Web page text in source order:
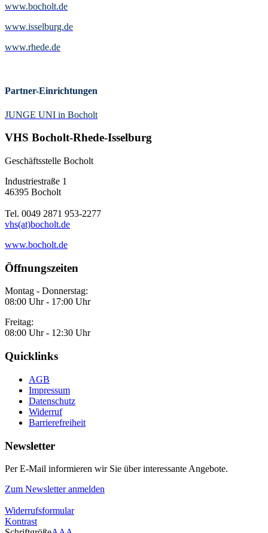
www.bocholt.de
www.isselburg.de
www.rhede.de
Partner-Einrichtungen
JUNGE UNI in Bocholt
VHS Bocholt-Rhede-Isselburg
Geschäftsstelle Bocholt
Industriestraße 1
46395 Bocholt
Tel. 0049 2871 953-2277
vhs(at)bocholt.de
www.bocholt.de
Öffnungszeiten
Montag - Donnerstag:
08:00 Uhr - 17:00 Uhr
Freitag:
08:00 Uhr - 12:30 Uhr
Quicklinks
AGB
Impressum
Datenschutz
Widerruf
Barrierefreiheit
Newsletter
Per E-Mail informieren wir Sie über interessante Angebote.
Zum Newsletter anmelden
Widerrufsformular
Kontrast